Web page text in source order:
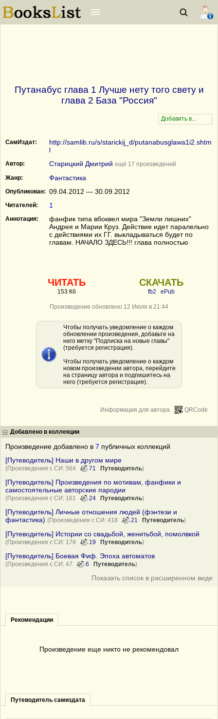
Путанабус глава 1 Лучше нету того свету и
глава 2 База "Россия"
СамИздат:
http://samlib.ru/s/starickij_d/putanabusglawa1i2.shtm
l
Автор: Старицкий Дмитрий ещё 17 произведений
Жанр:
Фантастика
Опубликован: 09.04.2012 — 30.09.2012
Читателей: 1
Аннотация:
фанфик типа вбоквел мира "Земли лишних"
Андрея и Марии Круз. Действие идет паралельно
с действиями их ГГ. выкладываться будет по
главам. НАЧАЛО ЗДЕСЬ!!! глава полностью
ЧИТАТЬ
153 Кб
СКАЧАТЬ
fb2 ePub
Произведение обновлено 12 Июля в 21:44
Чтобы получать уведомление о каждом
обновлении произведения, добавьте на
него метку "Подписка на новые главы"
(требуется регистрация).
Чтобы получать уведомление о каждом
новом произведении автора, перейдите
на страницу автора и подпишитесь на
него (требуется регистрация).
QRCode
Информация для автора
Добавлено в коллекции
Произведение добавлено в 7 публичных коллекций
[Путеводитель] Наши в другом мире
(Произведения с СИ: 564 71 Путеводитель)
[Путеводитель] Произведения по мотивам, фанфики и
самостоятельные авторские пародии
(Произведения с СИ: 161 24 Путеводитель)
[Путеводитель] Личные отношения людей (фэнтези и
фантастика) (Произведения с СИ: 418 21 Путеводитель)
[Путеводитель] Истории со свадьбой, женитьбой, помолвкой
(Произведения с СИ: 178 19 Путеводитель)
[Путеводитель] Боевая Фиф. Эпоха автоматов
(Произведения с СИ: 47 6 Путеводитель)
Показать список в расширенном виде
Рекомендации
Произведение еще никто не рекомендовал
Путеводитель самиздата